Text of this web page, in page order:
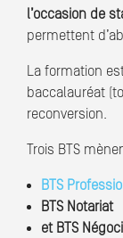
l’occasion de
permettent
La formation
baccalauréat
reconversion.
Trois BTS
BTS
BTS Notariat
et BTS